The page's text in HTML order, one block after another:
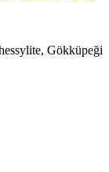
Gökküpeği